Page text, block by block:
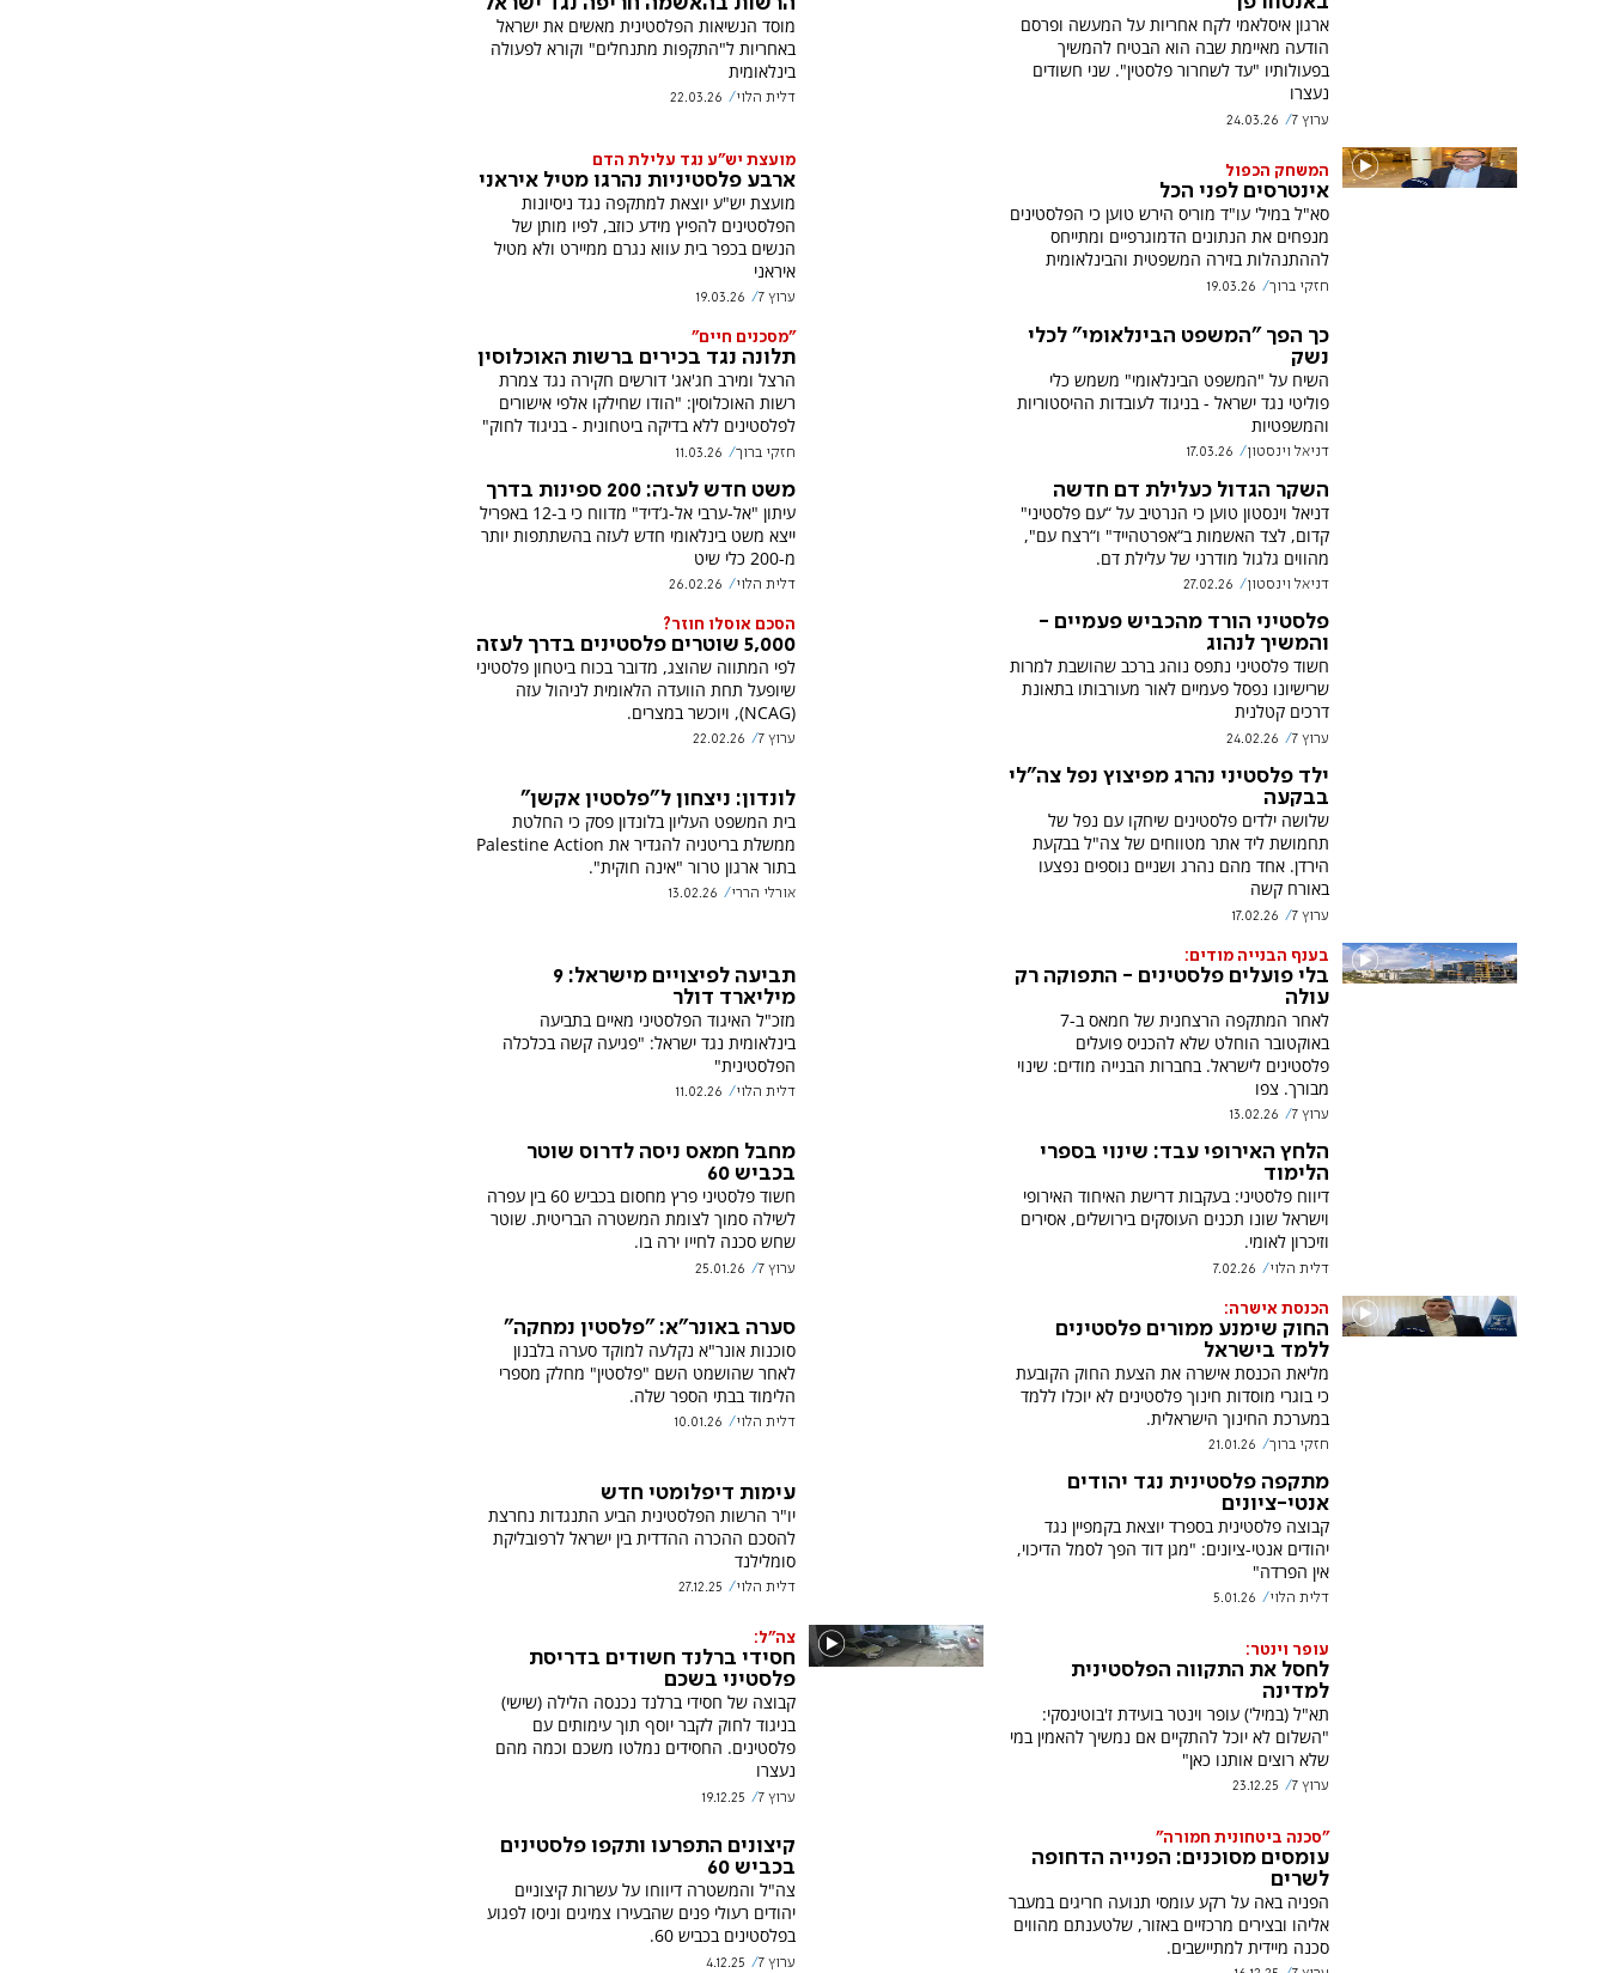
ארגון איסלאמי לקח אחריות על המעשה ופרסם
הודעה מאיימת שבה הוא הבטיח להמשיך
בפעולותיו "עד לשחרור פלסטין". שני חשודים
נעצרו
ערוץ 7 24.03.26
מוסד הנשיאות הפלסטינית מאשים את ישראל
באחריות ל"התקפות מתנחלים" וקורא לפעולה
בינלאומית
דלית הלוי 22.03.26
המשחק הכפול
אינטרסים לפני הכל
סא"ל במיל' עו"ד מוריס הירש טוען כי הפלסטינים
מנפחים את הנתונים הדמוגרפיים ומתייחס
לההתנהלות בזירה המשפטית והבינלאומית
חזקי ברוך 19.03.26
מועצת יש"ע נגד עלילת הדם
ארבע פלסטיניות נהרגו מטיל איראני
מועצת יש"ע יוצאת למתקפה נגד ניסיונות
הפלסטינים להפיץ מידע כוזב, לפיו מותן של
הנשים בכפר בית עווא נגרם ממיירט ולא מטיל
איראני
ערוץ 7 19.03.26
כך הפך "המשפט הבינלאומי" לכלי
נשק
השיח על "המשפט הבינלאומי" משמש כלי
פוליטי נגד ישראל - בניגוד לעובדות ההיסטוריות
והמשפטיות
דניאל וינסטון 17.03.26
"מסכנים חיים"
תלונה נגד בכירים ברשות האוכלוסין
הרצל ומירב חג'אג' דורשים חקירה נגד צמרת
רשות האוכלוסין: "הודו שחילקו אלפי אישורים
לפלסטינים ללא בדיקה ביטחונית - בניגוד לחוק"
חזקי ברוך 11.03.26
השקר הגדול כעלילת דם חדשה
דניאל וינסטון טוען כי הנרטיב על “עם פלסטיני"
קדום, לצד האשמות ב“אפרטהייד" ו“רצח עם",
מהווים גלגול מודרני של עלילת דם.
דניאל וינסטון 27.02.26
משט חדש לעזה: 200 ספינות בדרך
עיתון "אל-ערבי אל-ג’דיד" מדווח כי ב-12 באפריל
ייצא משט בינלאומי חדש לעזה בהשתתפות יותר
מ-200 כלי שיט
דלית הלוי 26.02.26
פלסטיני הורד מהכביש פעמיים -
והמשיך לנהוג
חשוד פלסטיני נתפס נוהג ברכב שהושבת למרות
שרישיונו נפסל פעמיים לאור מעורבותו בתאונת
דרכים קטלנית
ערוץ 7 24.02.26
הסכם אוסלו חוזר?
5,000 שוטרים פלסטינים בדרך לעזה
לפי המתווה שהוצג, מדובר בכוח ביטחון פלסטיני
שיופעל תחת הוועדה הלאומית לניהול עזה
(NCAG), ויוכשר במצרים.
ערוץ 7 22.02.26
ילד פלסטיני נהרג מפיצוץ נפל צה"לי
בבקעה
שלושה ילדים פלסטינים שיחקו עם נפל של
תחמושת ליד אתר מטווחים של צה"ל בבקעת
הירדן. אחד מהם נהרג ושניים נוספים נפצעו
באורח קשה
ערוץ 7 17.02.26
לונדון: ניצחון ל"פלסטין אקשן"
בית המשפט העליון בלונדון פסק כי החלטת
ממשלת בריטניה להגדיר את Palestine Action
בתור ארגון טרור "אינה חוקית".
אורלי הררי 13.02.26
בענף הבנייה מודים:
בלי פועלים פלסטינים - התפוקה רק
עולה
לאחר המתקפה הרצחנית של חמאס ב-7
באוקטובר הוחלט שלא להכניס פועלים
פלסטינים לישראל. בחברות הבנייה מודים: שינוי
מבורך. צפו
ערוץ 7 13.02.26
תביעה לפיצויים מישראל: 9
מיליארד דולר
מזכ"ל האיגוד הפלסטיני מאיים בתביעה
בינלאומית נגד ישראל: "פגיעה קשה בכלכלה
הפלסטינית"
דלית הלוי 11.02.26
הלחץ האירופי עבד: שינוי בספרי
הלימוד
דיווח פלסטיני: בעקבות דרישת האיחוד האירופי
וישראל שונו תכנים העוסקים בירושלים, אסירים
וזיכרון לאומי.
דלית הלוי 7.02.26
מחבל חמאס ניסה לדרוס שוטר
בכביש 60
חשוד פלסטיני פרץ מחסום בכביש 60 בין עפרה
לשילה סמוך לצומת המשטרה הבריטית. שוטר
שחש סכנה לחייו ירה בו.
ערוץ 7 25.01.26
הכנסת אישרה:
החוק שימנע ממורים פלסטינים
ללמד בישראל
מליאת הכנסת אישרה את הצעת החוק הקובעת
כי בוגרי מוסדות חינוך פלסטינים לא יוכלו ללמד
במערכת החינוך הישראלית.
חזקי ברוך 21.01.26
סערה באונר"א: "פלסטין נמחקה"
סוכנות אונר"א נקלעה למוקד סערה בלבנון
לאחר שהושמט השם "פלסטין" מחלק מספרי
הלימוד בבתי הספר שלה.
דלית הלוי 10.01.26
מתקפה פלסטינית נגד יהודים
אנטי-ציונים
קבוצה פלסטינית בספרד יוצאת בקמפיין נגד
יהודים אנטי-ציונים: "מגן דוד הפך לסמל הדיכוי,
אין הפרדה"
דלית הלוי 5.01.26
עימות דיפלומטי חדש
יו"ר הרשות הפלסטינית הביע התנגדות נחרצת
להסכם ההכרה ההדדית בין ישראל לרפובליקת
סומלילנד
דלית הלוי 27.12.25
עופר וינטר:
לחסל את התקווה הפלסטינית
למדינה
תא"ל (במיל') עופר וינטר בועידת ז'בוטינסקי:
"השלום לא יוכל להתקיים אם נמשיך להאמין במי
שלא רוצים אותנו כאן"
ערוץ 7 23.12.25
צה"ל:
חסידי ברלנד חשודים בדריסת
פלסטיני בשכם
קבוצה של חסידי ברלנד נכנסה הלילה (שישי)
בניגוד לחוק לקבר יוסף תוך עימותים עם
פלסטינים. החסידים נמלטו משכם וכמה מהם
נעצרו
ערוץ 7 19.12.25
"סכנה ביטחונית חמורה"
עומסים מסוכנים: הפנייה הדחופה
לשרים
הפניה באה על רקע עומסי תנועה חריגים במעבר
אליהו ובצירים מרכזיים באזור, שלטענתם מהווים
סכנה מיידית למתיישבים.
קיצונים התפרעו ותקפו פלסטינים
בכביש 60
צה"ל והמשטרה דיווחו על עשרות קיצוניים
יהודים רעולי פנים שהבעירו צמיגים וניסו לפגוע
בפלסטינים בכביש 60.
ערוץ 7 4.12.25